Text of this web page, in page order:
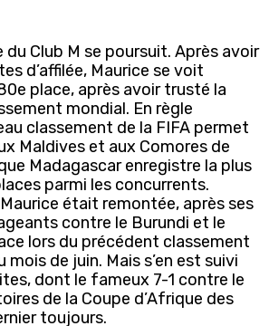
du Club M se poursuit. Après avoir
d’affilée, Maurice se voit
place, après avoir trusté la
mondial. En règle
classement de la FIFA permet
Maldives et aux Comores de
Madagascar enregistre la plus
parmi les concurrents.
était remontée, après ses
contre le Burundi et le
lors du précédent classement
de juin. Mais s’en est suivi
dont le fameux 7-1 contre le
de la Coupe d’Afrique des
toujours.